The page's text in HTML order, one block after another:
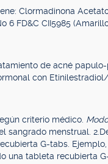
Clormadinona
6 FD&C CII5985
de acné
con
criterio médico.
sangrado menstrual. 2.
G-tabs.
una tableta recubierta